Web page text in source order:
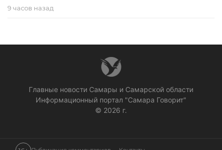
9 часов назад
Главные новости Самары и Самарской области
Информационный портал "Самара Говорит"
© 2026 г.